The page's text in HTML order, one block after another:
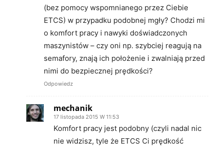
(bez pomocy wspomnianego przez Ciebie
ETCS) w przypadku podobnej mgły? Chodzi mi
o komfort pracy i nawyki doświadczonych
maszynistów – czy oni np. szybciej reagują na
semafory, znają ich położenie i zwalniają przed
nimi do bezpiecznej prędkości?
Odpowiedz
mechanik
17 listopada 2015 W 11:53
Komfort pracy jest podobny (czyli nadal nic
nie widzisz, tyle że ETCS Ci prędkość